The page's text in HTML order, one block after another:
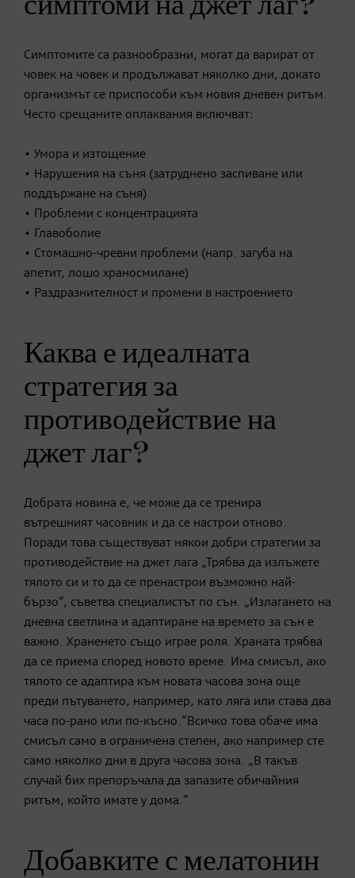
Симптомите са разнообразни, могат да варират от
човек на човек и продължават няколко дни, докато
организмът се приспособи към новия дневен ритъм.
Често срещаните оплаквания включват:
• Умора и изтощение
• Нарушения на съня (затруднено заспиване или
поддържане на съня)
• Проблеми с концентрацията
• Главоболие
• Стомашно-чревни проблеми (напр. загуба на
апетит, лошо храносмилане)
• Раздразнителност и промени в настроението
Каква е идеалната
стратегия за
противодействие на
джет лаг?
Добрата новина е, че може да се тренира
вътрешният часовник и да се настрои отново.
Поради това съществуват някои добри стратегии за
противодействие на джет лага „Трябва да излъжете
тялото си и то да се пренастрои възможно най-
бързо“, съветва специалистът по сън. „Излагането на
дневна светлина и адаптиране на времето за сън е
важно. Храненето също играе роля. Храната трябва
да се приема според новото време. Има смисъл, ако
тялото се адаптира към новата часова зона още
преди пътуването, например, като ляга или става два
часа по-рано или по-късно.“Всичко това обаче има
смисъл само в ограничена степен, ако например сте
само няколко дни в друга часова зона. „В такъв
случай бих препоръчала да запазите обичайния
ритъм, който имате у дома.“
Добавките с мелатонин